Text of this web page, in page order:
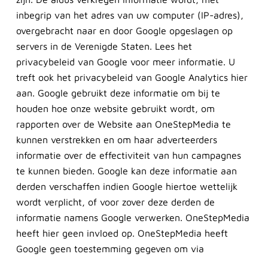
inbegrip van het adres van uw computer (IP-adres),
overgebracht naar en door Google opgeslagen op
servers in de Verenigde Staten. Lees het
privacybeleid van Google voor meer informatie. U
treft ook het privacybeleid van Google Analytics hier
aan. Google gebruikt deze informatie om bij te
houden hoe onze website gebruikt wordt, om
rapporten over de Website aan OneStepMedia te
kunnen verstrekken en om haar adverteerders
informatie over de effectiviteit van hun campagnes
te kunnen bieden. Google kan deze informatie aan
derden verschaffen indien Google hiertoe wettelijk
wordt verplicht, of voor zover deze derden de
informatie namens Google verwerken. OneStepMedia
heeft hier geen invloed op. OneStepMedia heeft
Google geen toestemming gegeven om via